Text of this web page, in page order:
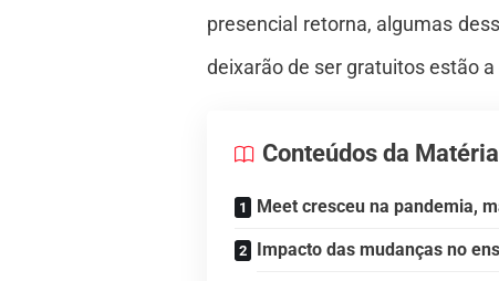
presencial retorna, algumas
deixarão de ser gratuitos estão
Conteúdos da Matéria
Meet cresceu na pandemia,
Impacto das mudanças no